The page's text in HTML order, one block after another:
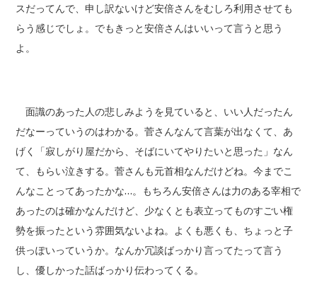
スだってんで、申し訳ないけど安倍さんをむしろ利用させても
らう感じでしょ。でもきっと安倍さんはいいって言うと思う
よ。
面識のあった人の悲しみようを見ていると、いい人だったん
だなーっていうのはわかる。菅さんなんて言葉が出なくて、あ
げく「寂しがり屋だから、そばにいてやりたいと思った」なん
て、もらい泣きする。菅さんも元首相なんだけどね。今までこ
んなことってあったかな…。もちろん安倍さんは力のある宰相で
あったのは確かなんだけど、少なくとも表立ってものすごい権
勢を振ったという雰囲気ないよね。よくも悪くも、ちょっと子
供っぽいっていうか。なんか冗談ばっかり言ってたって言う
し、優しかった話ばっかり伝わってくる。